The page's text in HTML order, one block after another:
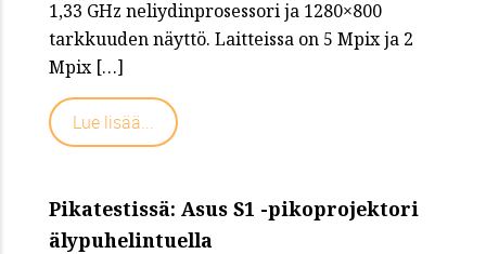
1,33 GHz neliydinprosessori ja 1280×800
tarkkuuden näyttö. Laitteissa on 5 Mpix ja 2
Mpix […]
Lue lisää...
Pikatestissä: Asus S1 -pikoprojektori
älypuhelintuella